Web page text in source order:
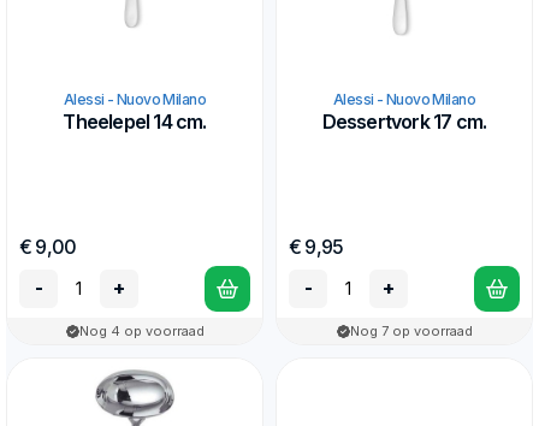
Alessi - Nuovo Milano
Theelepel 14 cm.
€ 9,00
-
+
Nog 4 op voorraad
Alessi - Nuovo Milano
Dessertvork 17 cm.
€ 9,95
-
+
Nog 7 op voorraad